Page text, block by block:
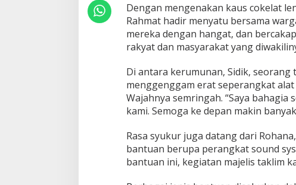
Dengan mengenakan kaus cokelat
Rahmat hadir menyatu bersama
mereka dengan hangat, dan
rakyat dan masyarakat yang
Di antara kerumunan, Sidik,
menggenggam erat seperangkat
Wajahnya semringah. “Saya
kami. Semoga ke depan makin
Rasa syukur juga datang dari
bantuan berupa perangkat sound
bantuan ini, kegiatan majelis taklim